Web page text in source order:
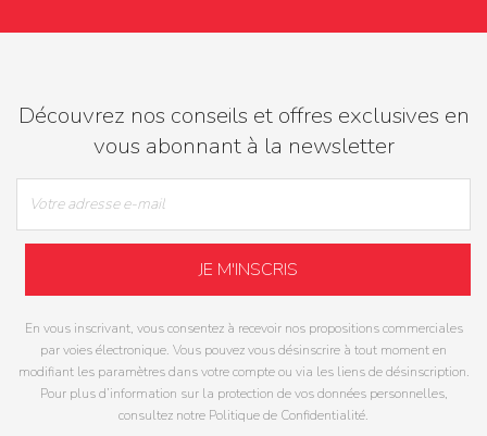
Découvrez nos conseils et offres exclusives en
vous abonnant à la newsletter
En vous inscrivant, vous consentez à recevoir nos propositions commerciales
par voies électronique. Vous pouvez vous désinscrire à tout moment en
modifiant les paramètres dans votre compte ou via les liens de désinscription.
Pour plus d’information sur la protection de vos données personnelles,
consultez notre Politique de Confidentialité.